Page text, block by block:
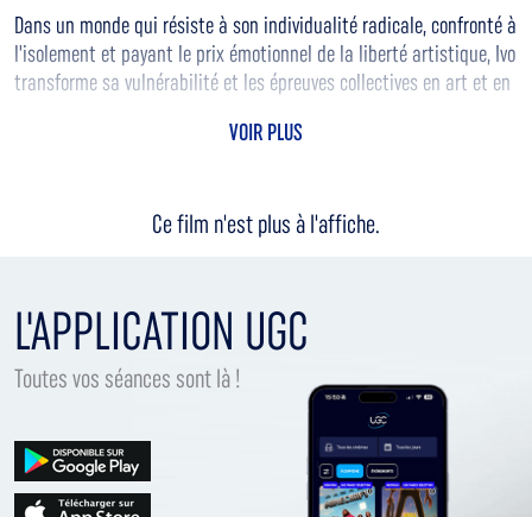
Dans un monde qui résiste à son individualité radicale, confronté à
l'isolement et payant le prix émotionnel de la liberté artistique, Ivo
transforme sa vulnérabilité et les épreuves collectives en art et en
authentique et sans compromis.VOIR PLUS
Ce film n'est plus à l'affiche.
L'APPLICATION UGC
Toutes vos séances sont là !